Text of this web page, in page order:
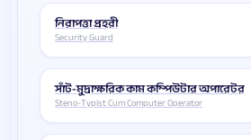
নিরাপত্তা প্রহরী
Security Guard
সাঁট-মুদ্রাক্ষরিক কাম কম্পিউটার অপারেটর
Steno-Typist Cum Computer Operator